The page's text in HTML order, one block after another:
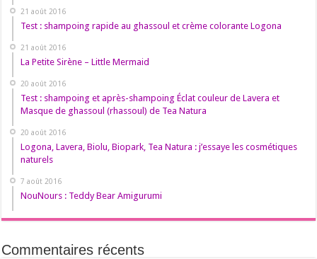
21 août 2016
Test : shampoing rapide au ghassoul et crème colorante Logona
21 août 2016
La Petite Sirène – Little Mermaid
20 août 2016
Test : shampoing et après-shampoing Éclat couleur de Lavera et
Masque de ghassoul (rhassoul) de Tea Natura
20 août 2016
Logona, Lavera, Biolu, Biopark, Tea Natura : j’essaye les cosmétiques
naturels
7 août 2016
NouNours : Teddy Bear Amigurumi
Commentaires récents